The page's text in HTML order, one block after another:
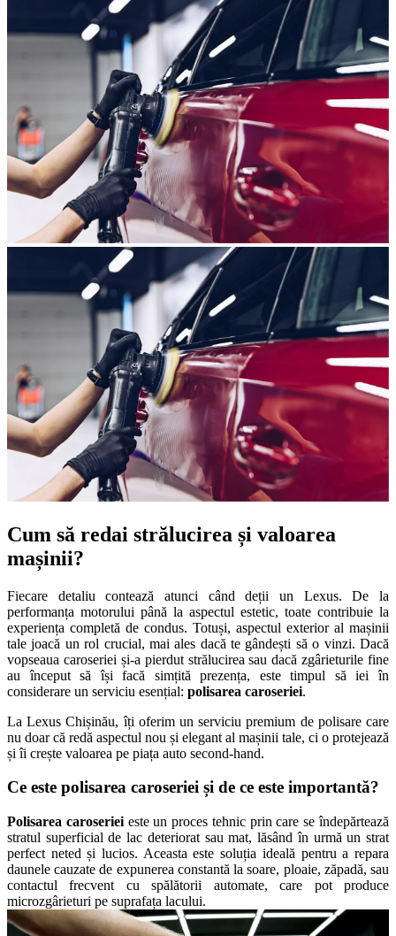
Cum să redai strălucirea și valoarea
mașinii?
Fiecare detaliu contează atunci când deții un Lexus. De la
performanța motorului până la aspectul estetic, toate contribuie la
experiența completă de condus. Totuși, aspectul exterior al mașinii
tale joacă un rol crucial, mai ales dacă te gândești să o vinzi. Dacă
vopseaua caroseriei și-a pierdut strălucirea sau dacă zgârieturile fine
au început să își facă simțită prezența, este timpul să iei în
considerare un serviciu esențial: polisarea caroseriei.
La Lexus Chișinău, îți oferim un serviciu premium de polisare care
nu doar că redă aspectul nou și elegant al mașinii tale, ci o protejează
și îi crește valoarea pe piața auto second-hand.
Ce este polisarea caroseriei și de ce este importantă?
Polisarea caroserieieste un proces tehnic prin care se îndepărtează
stratul superficial de lac deteriorat sau mat, lăsând în urmă un strat
perfect neted și lucios. Aceasta este soluția ideală pentru a repara
daunele cauzate de expunerea constantă la soare, ploaie, zăpadă, sau
contactul frecvent cu spălătorii automate, care pot produce
microzgârieturi pe suprafața lacului.